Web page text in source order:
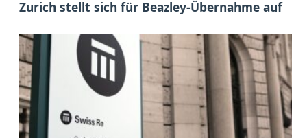
Zurich stellt sich für Beazley-Übernahme auf